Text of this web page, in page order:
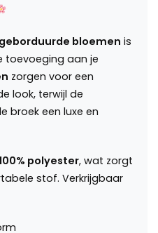
bloemen is
toevoeging aan je
zorgen voor een
look, terwijl de
broek een luxe en
polyester, wat zorgt
stof. Verkrijgbaar